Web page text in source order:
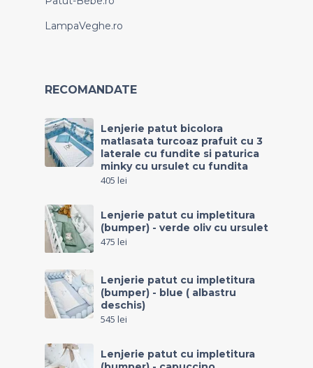
LampaVeghe.ro
RECOMANDATE
Lenjerie patut bicolora
matlasata turcoaz prafuit cu 3
laterale cu fundite si paturica
minky cu ursulet cu fundita
405 lei
Lenjerie patut cu impletitura
(bumper) - verde oliv cu ursulet
475 lei
Lenjerie patut cu impletitura
(bumper) - blue ( albastru
deschis)
545 lei
Lenjerie patut cu impletitura